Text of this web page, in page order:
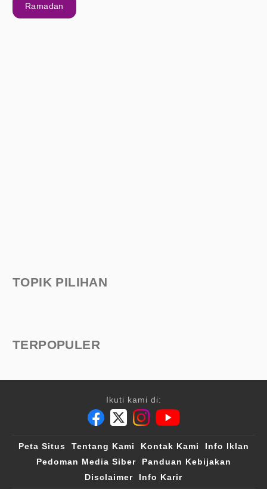
Ramadan
TOPIK PILIHAN
TERPOPULER
Ikuti kami di:
Peta Situs Tentang Kami Kontak Kami
Info Iklan
Pedoman Media Siber
Panduan Kebijakan
Disclaimer
Info Karir